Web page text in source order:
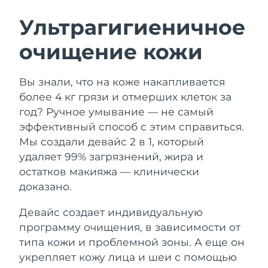
Ультрагигиеничное
очищение кожи
Вы знали, что на коже накапливается
более 4 кг грязи и отмерших клеток за
год? Ручное умывание — не самый
эффективный способ с этим справиться.
Мы создали девайс 2 в 1, который
удаляет 99% загрязнений, жира и
остатков макияжа — клинически
доказано.
Девайс создает индивидуальную
программу очищения, в зависимости от
типа кожи и проблемной зоны. А еще он
укрепляет кожу лица и шеи с помощью
LUNA™ 4 набор
Anti-aging massage
LUNA™ 4 Plus
Massage, LED heating
LUNA™ 4 Men
For men, anti-aging massage
BEAR™ 2 набор
Microcurrent toning
BEAR™ 2 go
Microcurrent toning on-the-go
BEAR™ 2 eyes & lips
Microcurrent line smoothing device
Увлажнение
UFO™ 3 набор
UFO™ 3 LED
Near-infrared and red light therapy
device
Забота о полости рта
issa™ 4
issa™ 4 plus
Smart hybrid silicone sonic toothbrush
FAQ™ АНТИВОЗРАСТНОЙ УХОД
Омоложение LED-процедуры
Австралия
Ожидаемая дата доставки
Австрия
Ожидаемая дата доставки
08/08/2026
Бахрейн
09/08/2026
Бельгия
Ожидаемая дата доставки
Босния и
Герцеговина
Ожидаемая дата доставки
11/08/2026